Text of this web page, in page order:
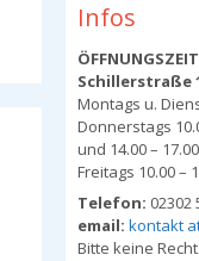
Infos
Schillerstraße
Montags u.
Donnerstags
und 14.00 –
Freitags 10.00 –
Telefon: 02302
email: kontakt
Bitte keine